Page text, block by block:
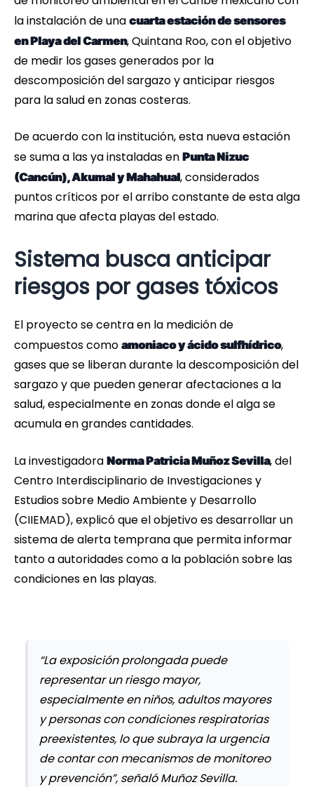
la instalación de una cuarta estación de sensores
en Playa del Carmen, Quintana Roo, con el objetivo
de medir los gases generados por la
descomposición del sargazo y anticipar riesgos
para la salud en zonas costeras.
De acuerdo con la institución, esta nueva estación
se suma a las ya instaladas en Punta Nizuc
(Cancún), Akumal y Mahahual, considerados
puntos críticos por el arribo constante de esta alga
marina que afecta playas del estado.
Sistema busca anticipar
riesgos por gases tóxicos
El proyecto se centra en la medición de
compuestos como amoniaco y ácido sulfhídrico,
gases que se liberan durante la descomposición del
sargazo y que pueden generar afectaciones a la
salud, especialmente en zonas donde el alga se
acumula en grandes cantidades.
La investigadora Norma Patricia Muñoz Sevilla, del
Centro Interdisciplinario de Investigaciones y
Estudios sobre Medio Ambiente y Desarrollo
(CIIEMAD), explicó que el objetivo es desarrollar un
sistema de alerta temprana que permita informar
tanto a autoridades como a la población sobre las
condiciones en las playas.
“La exposición prolongada puede
representar un riesgo mayor,
especialmente en niños, adultos mayores
y personas con condiciones respiratorias
preexistentes, lo que subraya la urgencia
de contar con mecanismos de monitoreo
y prevención”, señaló Muñoz Sevilla.